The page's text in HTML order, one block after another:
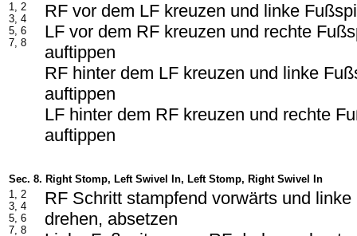
1, 2
3, 4
5, 6
7, 8
RF vor dem LF kreuzen und linke
LF vor dem RF kreuzen und rechte
auftippen
RF hinter dem LF kreuzen und linke
auftippen
LF hinter dem RF kreuzen und rechte
auftippen
Sec. 8. Right Stomp, Left Swivel In, Left Stomp, Right Swivel In
1, 2
3, 4
5, 6
7, 8
RF Schritt stampfend vorwärts und
drehen, absetzen